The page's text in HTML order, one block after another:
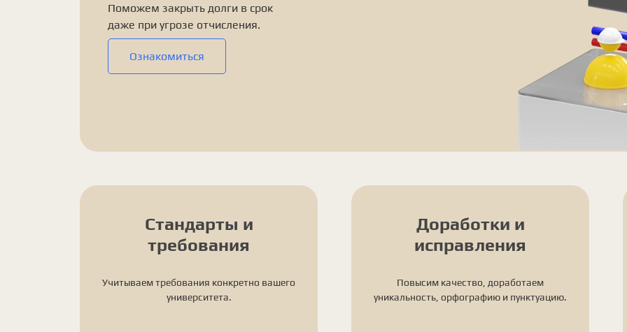
Поможем закрыть долги в срок
даже при угрозе отчисления.
Ознакомиться
Стандарты и
требования
Учитываем требования конкретно вашего
университета.
Доработки и
исправления
Повысим качество, доработаем
уникальность, орфографию и пунктуацию.